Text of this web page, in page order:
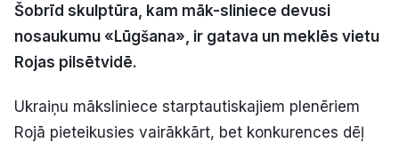
Politiskā reklāma
Kontakti
Šobrīd skulptūra, kam māk-sliniece devusi
nosaukumu «Lūgšana», ir gatava un meklēs vietu
Rojas pilsētvidē.
Ukraiņu māksliniece starptautiskajiem plenēriem
Rojā pieteikusies vairākkārt, bet konkurences dēļ